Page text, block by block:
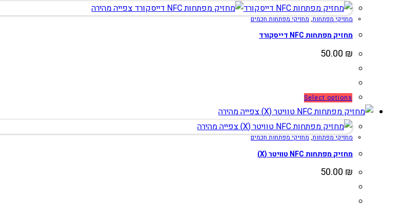
צפייה מהירה
מחזיקי מפתחות,מחזיקי מפתחות חכמים
מחזיק מפתחות NFC דייסקורד
50.00 ₪
Select options
זה
יש
מספר
סוגים.
צפייה מהירה
צפייה מהירה
מחזיקי מפתחות,מחזיקי מפתחות חכמים
מחזיק מפתחות NFC טוויטר (X)
50.00 ₪